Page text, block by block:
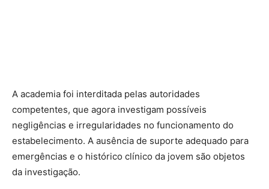
A academia foi interditada pelas autoridades
competentes, que agora investigam possíveis
negligências e irregularidades no funcionamento do
estabelecimento. A ausência de suporte adequado para
emergências e o histórico clínico da jovem são objetos
da investigação.